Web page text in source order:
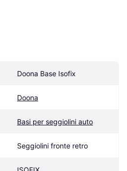
Doona Base Isofix
Doona
Basi per seggiolini auto
Seggiolini fronte retro